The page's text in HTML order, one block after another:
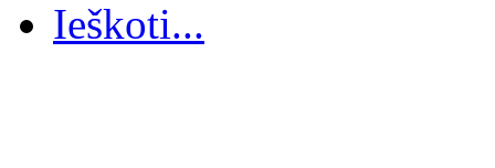
Ieškoti...